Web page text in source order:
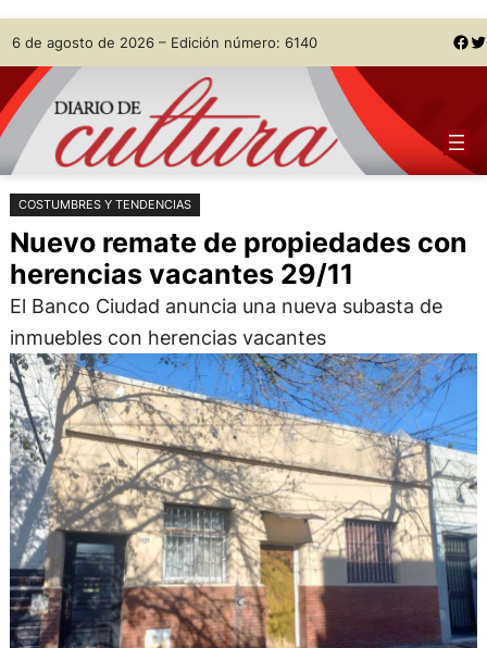
Saltar
al
contenido
Skip
to
content
6 de agosto de 2026 – Edición número: 6140 Facebook Twitter
COSTUMBRES Y TENDENCIAS
Nuevo remate de propiedades con
herencias vacantes 29/11
El Banco Ciudad anuncia una nueva subasta de
inmuebles con herencias vacantes